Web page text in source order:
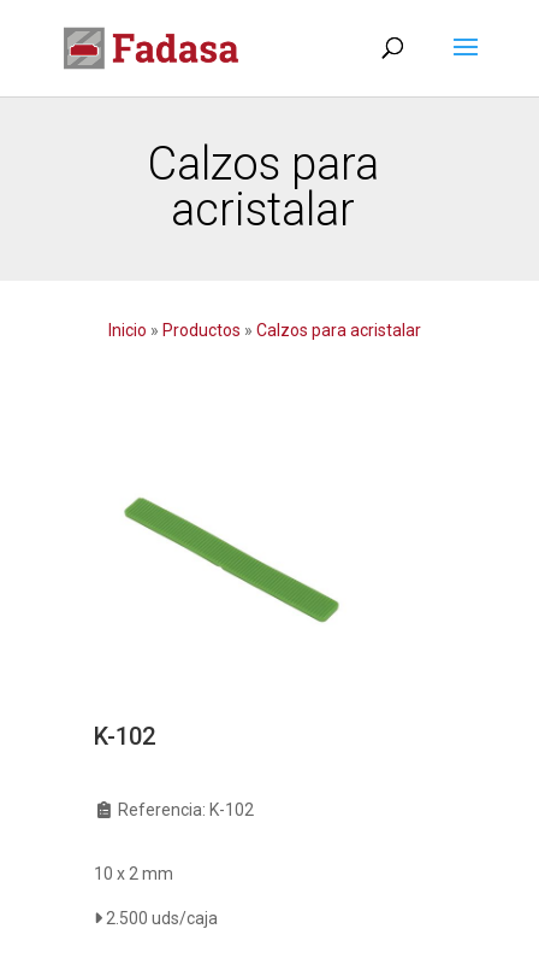
Calzos para
acristalar
Inicio » Productos » Calzos para acristalar
K-102
Referencia: K-102
10 x 2 mm
2.500 uds/caja